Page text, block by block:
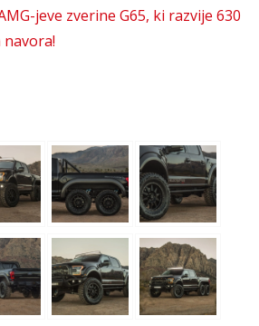
jeve zverine G65, ki razvije 630
navora!